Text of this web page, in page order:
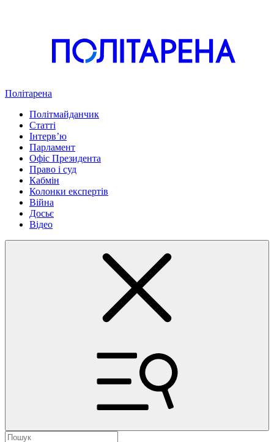
Політарена
Політмайданчик
Статті
Інтервʼю
Парламент
Офіс Президента
Право і суд
Кабмін
Колонки експертів
Війна
Досьє
Відео